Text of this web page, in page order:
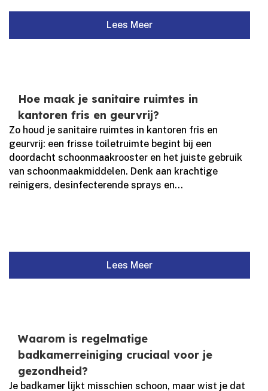
Lees Meer
Hoe maak je sanitaire ruimtes in
kantoren fris en geurvrij?
Zo houd je sanitaire ruimtes in kantoren fris en
geurvrij: een frisse toiletruimte begint bij een
doordacht schoonmaakrooster en het juiste gebruik
van schoonmaakmiddelen.​ Denk aan krachtige
reinigers, desinfecterende sprays en...
Lees Meer
Waarom is regelmatige
badkamerreiniging cruciaal voor je
gezondheid?
Je badkamer lijkt misschien schoon, maar wist je dat